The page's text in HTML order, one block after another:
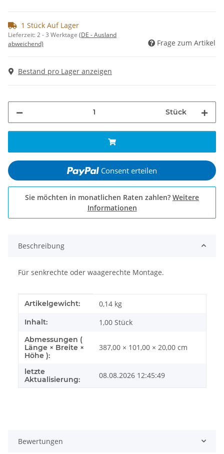
1 Stück Auf Lager
Lieferzeit:2 - 3 Werktage (DE - Ausland
abweichend)
Frage zum Artikel
Bestand pro Lager anzeigen
Stück
Consent erteilen
Sie möchten in monatlichen Raten zahlen? Weitere
Informationen
Beschreibung
Für senkrechte oder waagerechte Montage.
Produkteigenschaft
Wert
Artikelgewicht: 0,14 kg
Inhalt: 1,00 Stück
Abmessungen (
Länge × Breite ×
Höhe ):
387,00 × 101,00 × 20,00 cm
letzte
Aktualisierung:
08.08.2026 12:45:49
Bewertungen